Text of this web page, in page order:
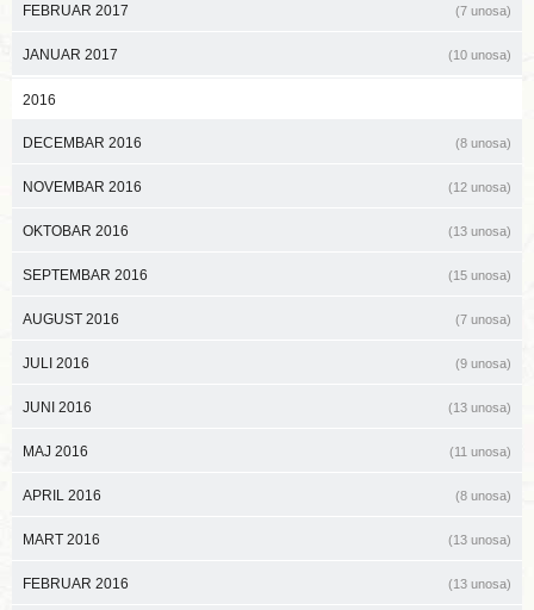
FEBRUAR 2017 (7 unosa)
JANUAR 2017 (10 unosa)
2016
DECEMBAR 2016 (8 unosa)
NOVEMBAR 2016 (12 unosa)
OKTOBAR 2016 (13 unosa)
SEPTEMBAR 2016 (15 unosa)
AUGUST 2016 (7 unosa)
JULI 2016 (9 unosa)
JUNI 2016 (13 unosa)
MAJ 2016 (11 unosa)
APRIL 2016 (8 unosa)
MART 2016 (13 unosa)
FEBRUAR 2016 (13 unosa)